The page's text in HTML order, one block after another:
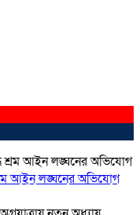
আইন লঙ্ঘনের অভিযোগ